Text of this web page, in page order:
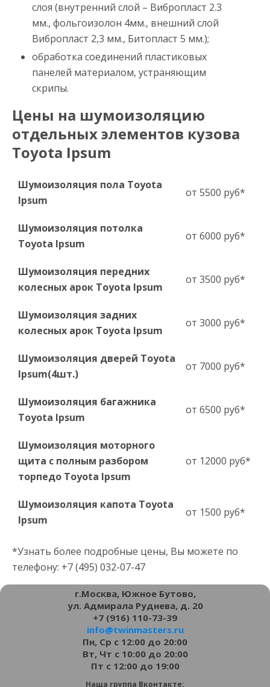
слоя (внутренний слой – Вибропласт 2.3
мм., фольгоизолон 4мм., внешний слой
Вибропласт 2,3 мм., Битопласт 5 мм.);
обработка соединений пластиковых
панелей материалом, устраняющим
скрипы.
Цены на шумоизоляцию
отдельных элементов кузова
Toyota Ipsum
Шумоизоляция пола Toyota
Ipsum
от 5500 руб*
Шумоизоляция потолка
Toyota Ipsum
от 6000 руб*
Шумоизоляция передних
колесных арок Toyota Ipsum
от 3500 руб*
Шумоизоляция задних
колесных арок Toyota Ipsum
от 3000 руб*
Шумоизоляция дверей Toyota
Ipsum(4шт.)
от 7000 руб*
Шумоизоляция багажника
Toyota Ipsum
от 6500 руб*
Шумоизоляция моторного
щита с полным разбором
торпедо Toyota Ipsum
от 12000 руб*
Шумоизоляция капота Toyota
Ipsum
от 1500 руб*
*Узнать более подробные цены, Вы можете по
телефону: +7 (495) 032-07-47
г.Москва, Южное Бутово,
ул. Адмирала Руднева, д. 20
+7 (916) 110-73-39
info@twinmasters.ru
Пн, Ср с 12:00 до 20:00
Вт, Чт с 10:00 до 20:00
Пт с 12:00 до 19:00
Наша группа Вконтакте: